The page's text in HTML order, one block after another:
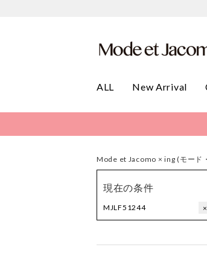
ALL New Arrival
Mode et Jacomo × ing (モード
現在の条件
MJLF51244 ×